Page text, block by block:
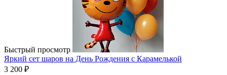
Быстрый просмотр
Яркий сет шаров на День Рождения с Карамелькой
3 200 ₽